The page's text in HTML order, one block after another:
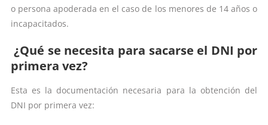
o persona apoderada en el caso de los menores de 14 años o
incapacitados.
¿Qué se necesita para sacarse el DNI por
primera vez?
Esta es la documentación necesaria para la obtención del
DNI por primera vez: